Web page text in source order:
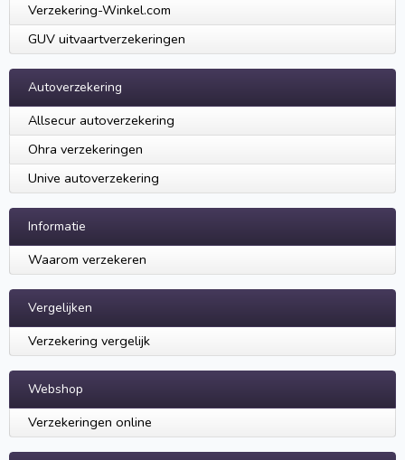
Verzekering-Winkel.com
GUV uitvaartverzekeringen
Autoverzekering
Allsecur autoverzekering
Ohra verzekeringen
Unive autoverzekering
Informatie
Waarom verzekeren
Vergelijken
Verzekering vergelijk
Webshop
Verzekeringen online